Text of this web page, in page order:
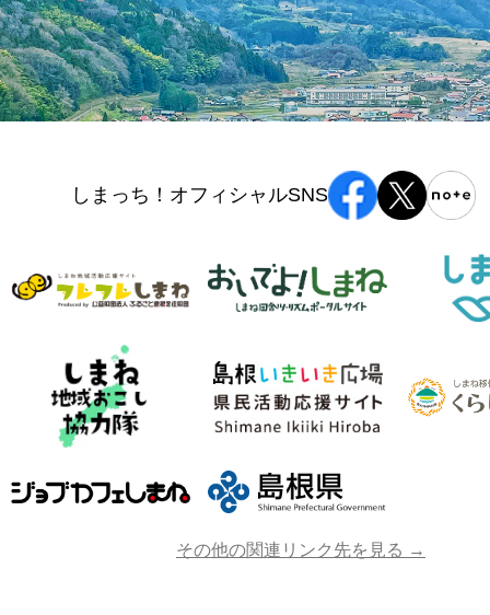
しまっち！オフィシャルSNS
その他の関連リンク先を見る →